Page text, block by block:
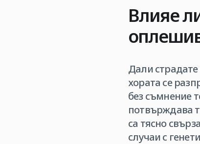
Влияе
Дали страдате
хората се
без съмнение
потвърждава
са тясно
случаи с